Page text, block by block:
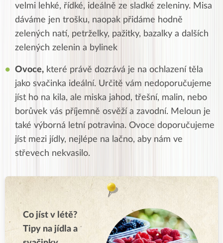
velmi lehké, řídké, ideálně ze sladké zeleniny. Misa
dáváme jen trošku, naopak přidáme hodně
zelených natí, petrželky, pažitky, bazalky a dalších
zelených zelenin a bylinek
Ovoce, které právě dozrává je na ochlazení těla
jako svačinka ideální. Určitě vám nedoporučujeme
jíst ho na kila, ale miska jahod, třešní, malin, nebo
borůvek vás příjemně osvěží a zavodní. Meloun je
také výborná letní potravina. Ovoce doporučujeme
jíst mezi jídly, nejlépe na lačno, aby nám ve
střevech nekvasilo.
Co jíst v létě?
Tipy na jídla a